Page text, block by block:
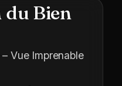
Bien
Vue Imprenable